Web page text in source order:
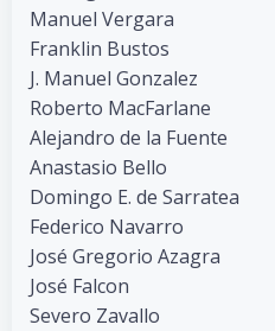
Manuel Vergara
Franklin Bustos
J. Manuel Gonzalez
Roberto MacFarlane
Alejandro de la Fuente
Anastasio Bello
Domingo E. de Sarratea
Federico Navarro
José Gregorio Azagra
José Falcon
Severo Zavallo